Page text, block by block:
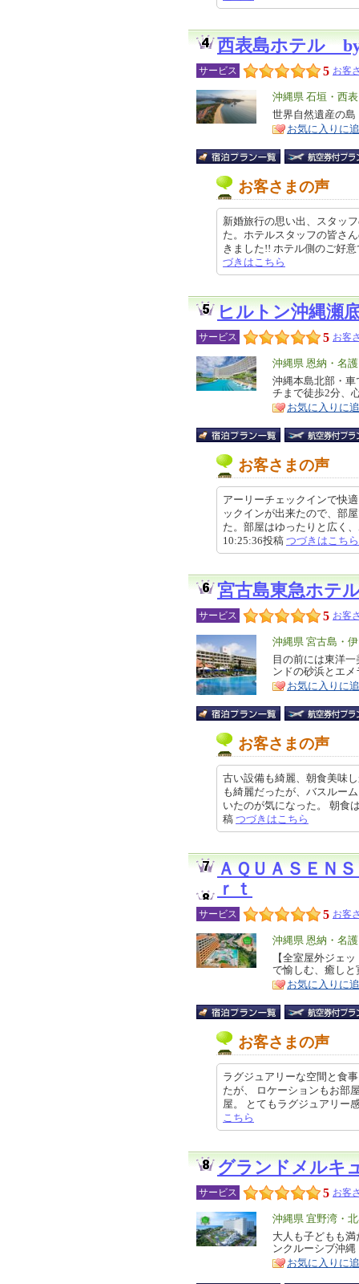
西表島ホテル
サービス 5 お客
エ
リ
ア
沖縄県 石垣・西
特
徴
世界自然遺産の
お気に入りに
お客さまの声
新婚旅行の思い出、スタッ
た。ホテルスタッフの皆さ
きました!! ホテル側のご好
づきはこちら
ヒルトン沖縄瀬
サービス 5 お客
エ
リ
ア
沖縄県 恩納・名
特
徴
沖縄本島北部・
チまで徒歩2分、
お気に入りに
お客さまの声
アーリーチェックインで快
ックインが出来たので、部
た。部屋はゆったりと広く
10:25:36投稿 つづきはこちら
宮古島東急ホテ
サービス 5 お客
エ
リ
ア
沖縄県 宮古島・
特
徴
目の前には東洋
ンドの砂浜とエ
お気に入りに
お客さまの声
古い設備も綺麗、朝食美味
も綺麗だったが、バスルー
いたのが気になった。 朝
稿 つづきはこちら
ＡＱＵＡＳＥ
ｒｔ
サービス 5 お客
エ
リ
ア
沖縄県 恩納・名
特
徴
【全室屋外ジェ
で愉しむ、癒し
お気に入りに
お客さまの声
ラグジュアリーな空間と食
たが、 ロケーションもお部
屋。 とてもラグジュアリ
こちら
グランドメルキ
サービス 5 お客
エ
リ
ア
沖縄県 宜野湾・
特
徴
大人も子どもも
ンクルーシブ沖縄
お気に入りに